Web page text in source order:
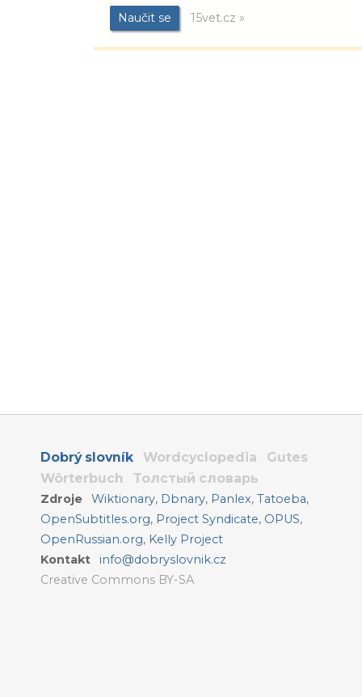
Naučit se 15vet.cz »
Dobrý slovník Wordcyclopedia
Gutes
Wörterbuch
Толстый словарь
Zdroje Wiktionary, Dbnary, Panlex,Tatoeba,
OpenSubtitles.org, Project Syndicate, OPUS,
OpenRussian.org, Kelly Project
Kontakt
info@dobryslovnik.cz
Creative Commons BY-SA